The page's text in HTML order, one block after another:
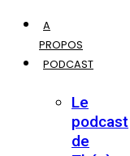
A
PROPOS
PODCAST
Le
podcast
de